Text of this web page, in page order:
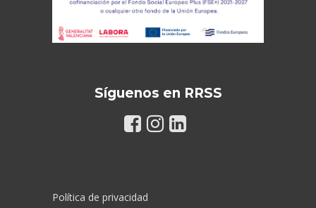
Síguenos en RRSS
Política de privacidad